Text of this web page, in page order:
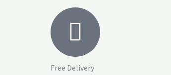
Free Delivery